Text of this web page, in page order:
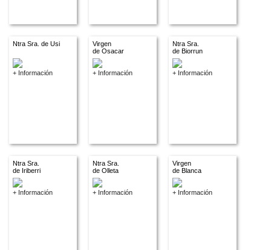
Ntra Sra. de Usi
+ Información
Virgen
de Osacar
+ Información
Ntra Sra.
de Biorrun
+ Información
Ntra Sra.
de Iriberri
+ Información
Ntra Sra.
de Olleta
+ Información
Virgen
de Blanca
+ Información